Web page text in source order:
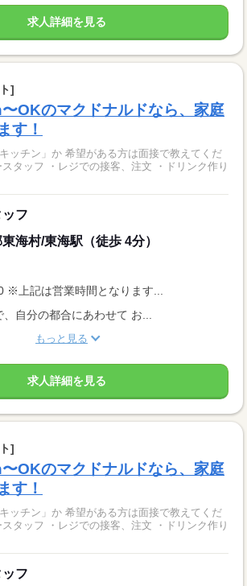
求人詳細を見る
]
OKのマクドナルドなら、家庭
す！
ッチン」か 希望がある方は面接で教えてくだ
フ
海村/東海駅（徒歩 4分）
※上記は営業時間となります...
自分の都合にあわせて お...
もっと見る
求人詳細を見る
]
OKのマクドナルドなら、家庭
す！
ッチン」か 希望がある方は面接で教えてくだ
フ